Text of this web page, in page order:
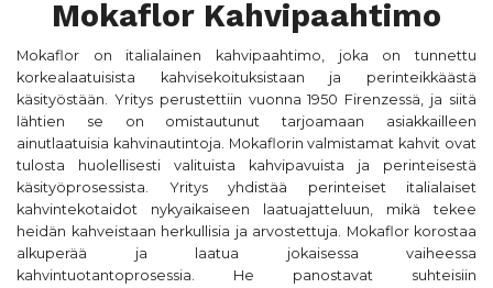
Mokaflor Kahvipaahtimo
Mokaflor on italialainen kahvipaahtimo, joka on tunnettu
korkealaatuisista kahvisekoituksistaan ja perinteikkäästä
käsityöstään. Yritys perustettiin vuonna 1950 Firenzessä, ja siitä
lähtien se on omistautunut tarjoamaan asiakkailleen
ainutlaatuisia kahvinautintoja. Mokaflorin valmistamat kahvit ovat
tulosta huolellisesti valituista kahvipavuista ja perinteisestä
käsityöprosessista. Yritys yhdistää perinteiset italialaiset
kahvintekotaidot nykyaikaiseen laatuajatteluun, mikä tekee
heidän kahveistaan herkullisia ja arvostettuja. Mokaflor korostaa
alkuperää ja laatua jokaisessa vaiheessa
kahvintuotantoprosessia. He panostavat suhteisiin